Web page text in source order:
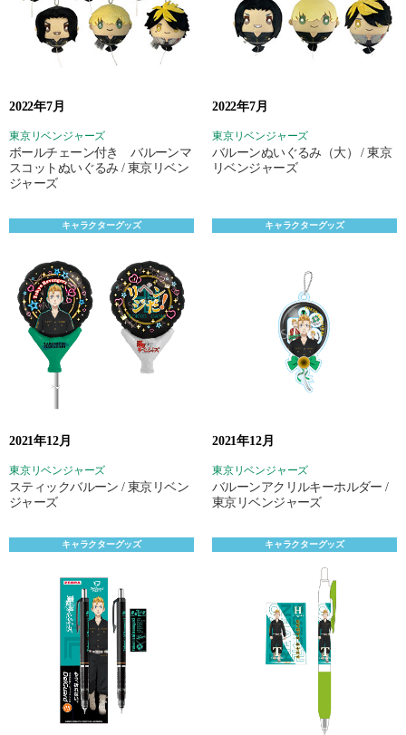
2022年7月
東京リベンジャーズ
ボールチェーン付き バルーンマ
スコットぬいぐるみ / 東京リベン
ジャーズ
2022年7月
東京リベンジャーズ
バルーンぬいぐるみ（大） / 東京
リベンジャーズ
キャラクターグッズ
2021年12月
東京リベンジャーズ
スティックバルーン / 東京リベン
ジャーズ
キャラクターグッズ
2021年12月
東京リベンジャーズ
バルーンアクリルキーホルダー /
東京リベンジャーズ
キャラクターグッズ キャラクターグッズ